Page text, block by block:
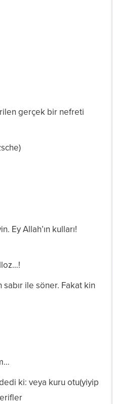
gerçek bir nefreti
Ey Allah’ın kulları!
ile söner. Fakat kin
ki: veya kuru otu(yiyip